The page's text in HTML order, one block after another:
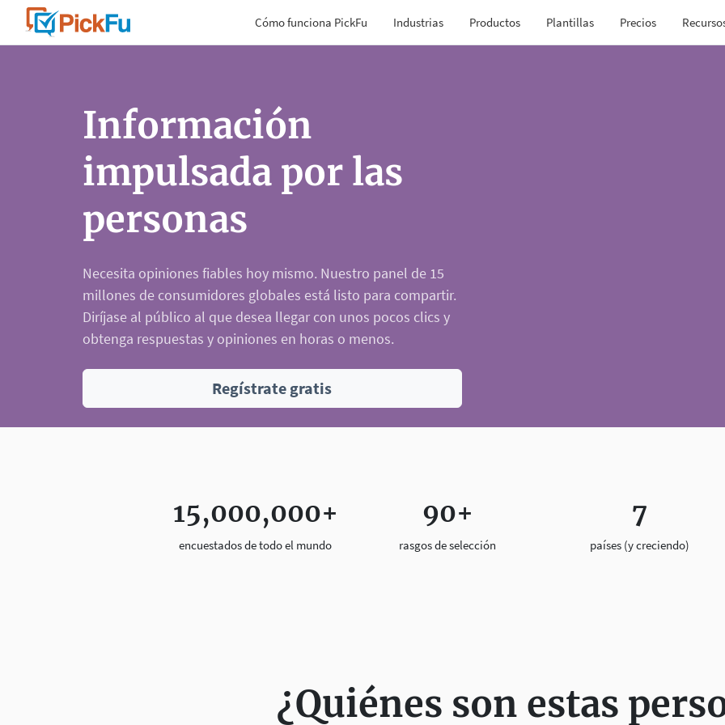
Cómo funciona PickFu Industrias Productos Plantillas Precios
Información
impulsada por las
personas
Necesita opiniones fiables hoy mismo. Nuestro panel de 15
millones de consumidores globales está listo para compartir.
Diríjase al público al que desea llegar con unos pocos clics y
obtenga respuestas y opiniones en horas o menos.
Regístrate gratis
15,000,000+
encuestados de todo el mundo
90+
rasgos de selección
7
países (y creciendo)
¿Quiénes son estas